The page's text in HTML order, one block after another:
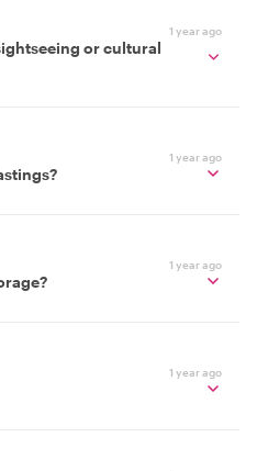
1 year ago
or cultural
1 year ago
1 year ago
1 year ago